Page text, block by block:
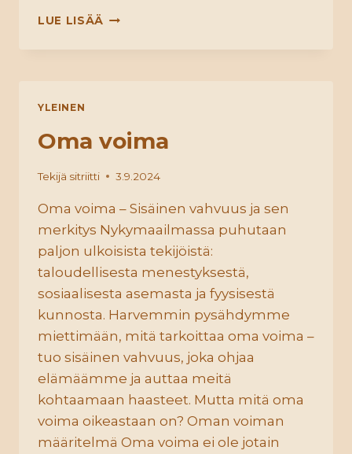
LUE LISÄÄ KRISTALLI
YLEINEN
Oma voima
Tekijä sitriitti 3.9.2024
Oma voima – Sisäinen vahvuus ja sen
merkitys Nykymaailmassa puhutaan
paljon ulkoisista tekijöistä:
taloudellisesta menestyksestä,
sosiaalisesta asemasta ja fyysisestä
kunnosta. Harvemmin pysähdymme
miettimään, mitä tarkoittaa oma voima –
tuo sisäinen vahvuus, joka ohjaa
elämäämme ja auttaa meitä
kohtaamaan haasteet. Mutta mitä oma
voima oikeastaan on? Oman voiman
määritelmä Oma voima ei ole jotain